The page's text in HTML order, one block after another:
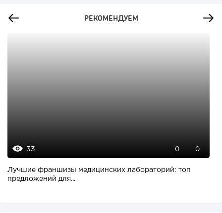
РЕКОМЕНДУЕМ
33 0 0
Лучшие франшизы медицинских лабораторий: топ
предложений для...